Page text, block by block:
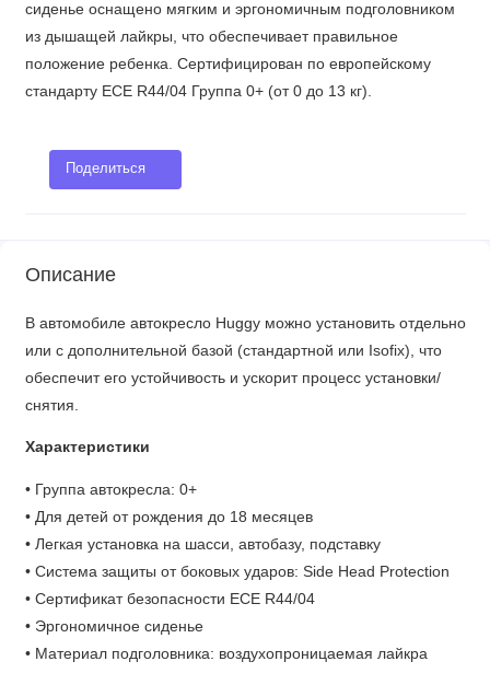
сиденье оснащено мягким и эргономичным подголовником
из дышащей лайкры, что обеспечивает правильное
положение ребенка. Сертифицирован по европейскому
стандарту ECE R44/04 Группа 0+ (от 0 до 13 кг).
Поделиться
Описание
В автомобиле автокресло Huggy можно установить отдельно
или с дополнительной базой (стандартной или Isofix), что
обеспечит его устойчивость и ускорит процесс установки/
снятия.
Характеристики
• Группа автокресла: 0+
• Для детей от рождения до 18 месяцев
• Легкая установка на шасси, автобазу, подставку
• Система защиты от боковых ударов: Side Head Protection
• Сертификат безопасности ECE R44/04
• Эргономичное сиденье
• Материал подголовника: воздухопроницаемая лайкра